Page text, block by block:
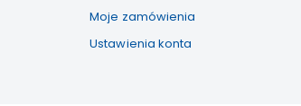
Moje zamówienia
Ustawienia konta